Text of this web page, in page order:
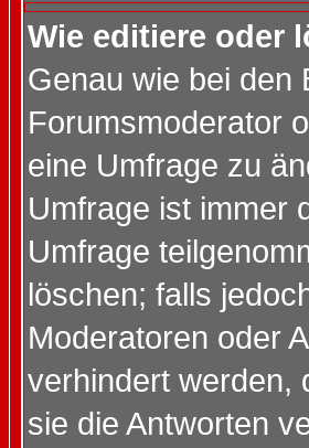
Wie editiere oder
Genau wie bei den
Forumsmoderator
eine Umfrage zu
Umfrage ist immer
Umfrage
löschen; falls
Moderatoren oder
verhindert werden,
sie die Antworten